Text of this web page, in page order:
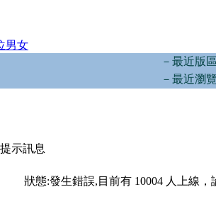
男女
－最近版
－最近瀏
示訊息
狀態:發生錯誤,目前有 10004 人上線